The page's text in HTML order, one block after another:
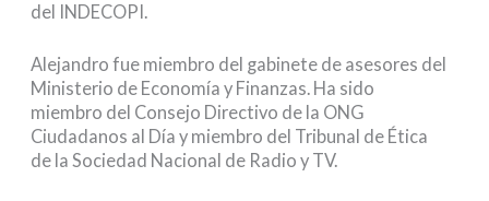
del INDECOPI.
Alejandro fue miembro del gabinete de asesores del
Ministerio de Economía y Finanzas. Ha sido
miembro del Consejo Directivo de la ONG
Ciudadanos al Día y miembro del Tribunal de Ética
de la Sociedad Nacional de Radio y TV.